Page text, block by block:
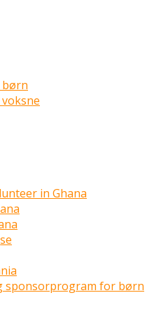
in Ghana
sponsorprogram for børn